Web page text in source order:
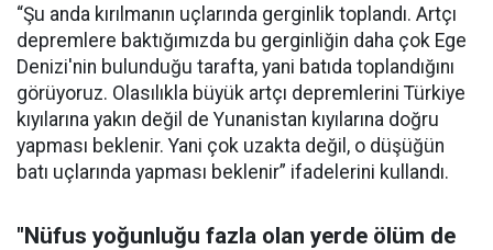
“Şu anda kırılmanın uçlarında gerginlik toplandı. Artçı
depremlere baktığımızda bu gerginliğin daha çok Ege
Denizi'nin bulunduğu tarafta, yani batıda toplandığını
görüyoruz. Olasılıkla büyük artçı depremlerini Türkiye
kıyılarına yakın değil de Yunanistan kıyılarına doğru
yapması beklenir. Yani çok uzakta değil, o düşüğün
batı uçlarında yapması beklenir” ifadelerini kullandı.
"Nüfus yoğunluğu fazla olan yerde ölüm de